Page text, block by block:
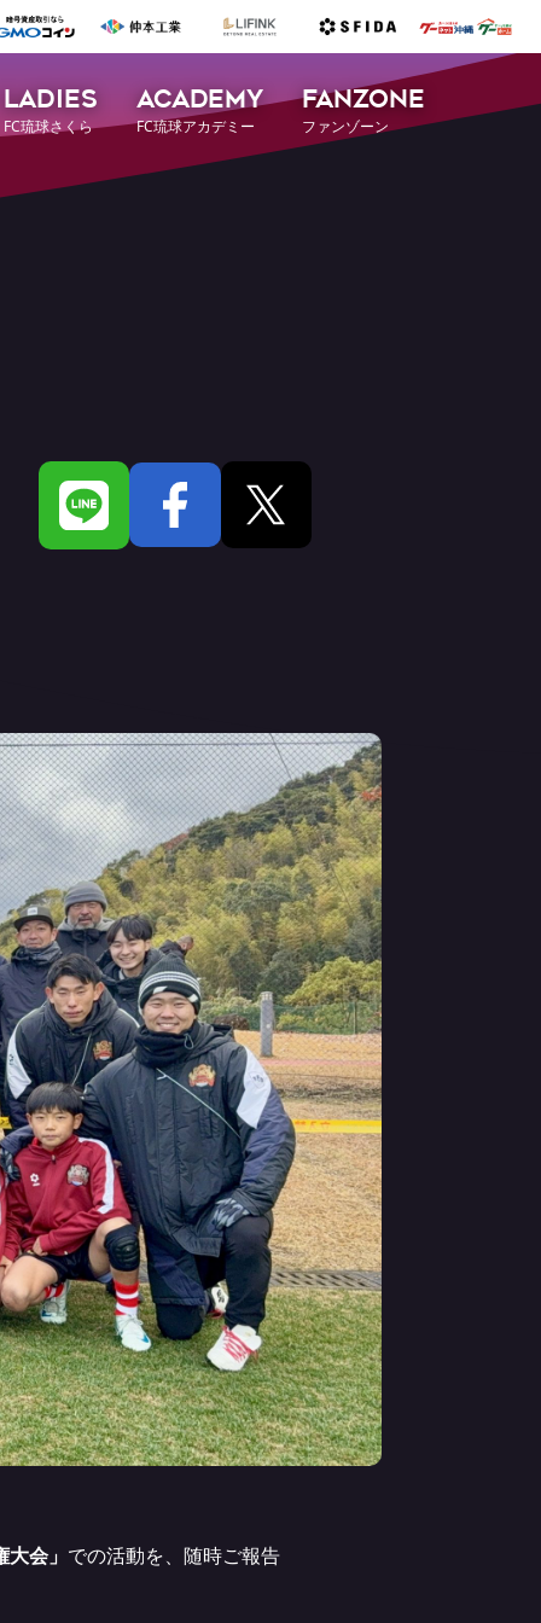
LADIES
FC琉球さくら
ACADEMY
FC琉球アカデミー
FANZONE
ファンゾーン
会」 での活動を、随時ご報告